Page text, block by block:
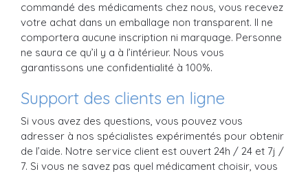
commandé des médicaments chez nous, vous recevez
votre achat dans un emballage non transparent. Il ne
comportera aucune inscription ni marquage. Personne
ne saura ce qu’il y a à l’intérieur. Nous vous
garantissons une confidentialité à 100%.
Support des clients en ligne
Si vous avez des questions, vous pouvez vous
adresser à nos spécialistes expérimentés pour obtenir
de l’aide. Notre service client est ouvert 24h / 24 et 7j /
7. Si vous ne savez pas quel médicament choisir, vous